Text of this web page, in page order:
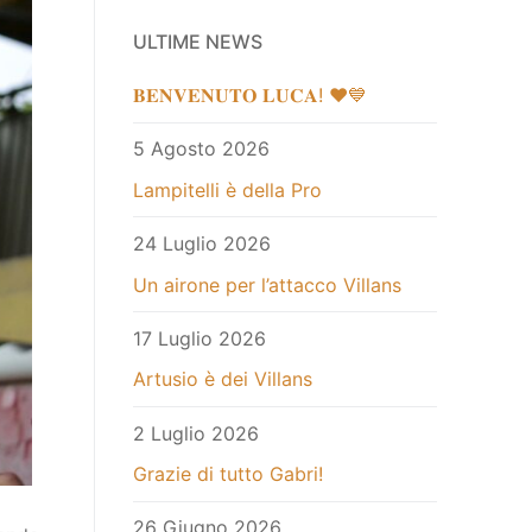
ULTIME NEWS
𝐁𝐄𝐍𝐕𝐄𝐍𝐔𝐓𝐎 𝐋𝐔𝐂𝐀! ❤️💙
5 Agosto 2026
Lampitelli è della Pro
24 Luglio 2026
Un airone per l’attacco Villans
17 Luglio 2026
Artusio è dei Villans
2 Luglio 2026
Grazie di tutto Gabri!